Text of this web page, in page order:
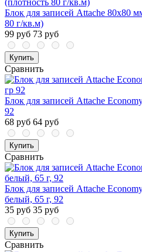
Блок для записей Attache 80x80
80 г/кв.м)
99 руб 73 руб
Купить
Сравнить
Блок для записей Attache
92
68 руб 64 руб
Купить
Сравнить
Блок для записей Attache
белый, 65 г, 92
35 руб 35 руб
Купить
Сравнить